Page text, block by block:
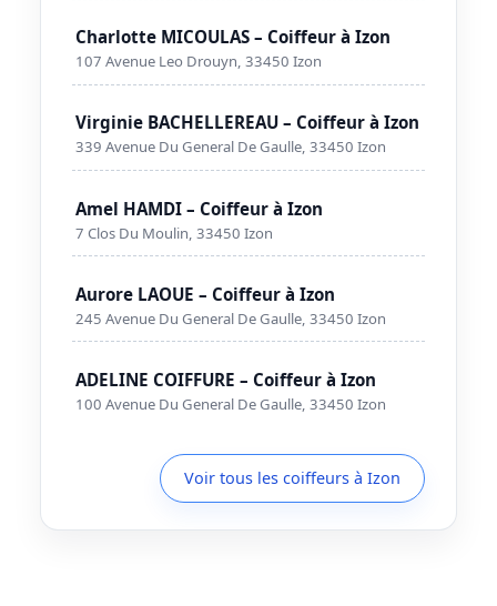
Charlotte MICOULAS – Coiffeur à Izon
107 Avenue Leo Drouyn, 33450 Izon
Virginie BACHELLEREAU – Coiffeur à Izon
339 Avenue Du General De Gaulle, 33450 Izon
Amel HAMDI – Coiffeur à Izon
7 Clos Du Moulin, 33450 Izon
Aurore LAOUE – Coiffeur à Izon
245 Avenue Du General De Gaulle, 33450 Izon
ADELINE COIFFURE – Coiffeur à Izon
100 Avenue Du General De Gaulle, 33450 Izon
Voir tous les coiffeurs à Izon